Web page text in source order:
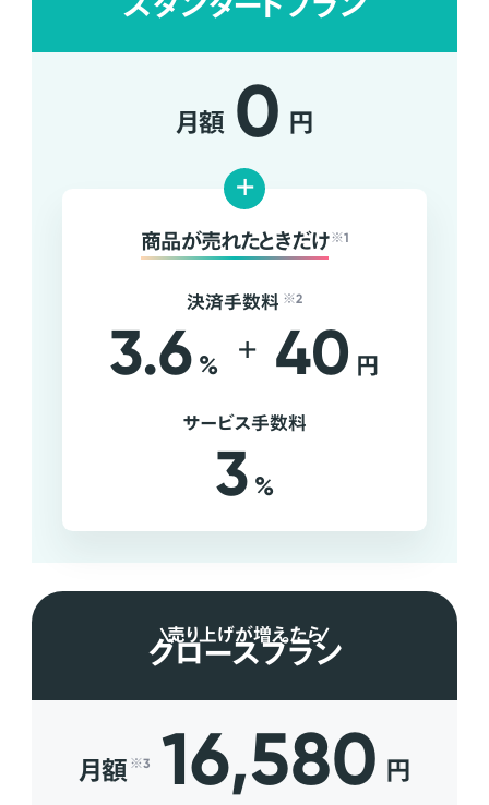
月額 0 円
+
商品が売れたときだけ ※1
決済手数料 ※2
3.6 % + 40 円
サービス手数料
3 %
売り上げが増えたら
グロースプラン
月額 ※3 16,580 円